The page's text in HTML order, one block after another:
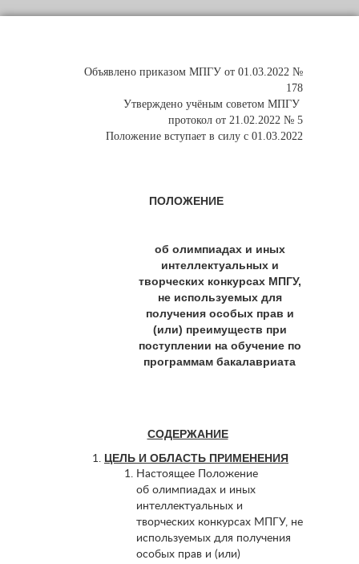
Объявлено приказом МПГУ от 01.03.2022 №
178
Утверждено учёным советом МПГУ
протокол от 21.02.2022 № 5
Положение вступает в силу с 01.03.2022
ПОЛОЖЕНИЕ
об олимпиадах и иных
интеллектуальных и
творческих конкурсах МПГУ,
не используемых для
получения особых прав и
(или) преимуществ при
поступлении на обучение по
программам бакалавриата
СОДЕРЖАНИЕ
ЦЕЛЬ И ОБЛАСТЬ ПРИМЕНЕНИЯ
Настоящее Положение
об олимпиадах и иных
интеллектуальных и
творческих конкурсах МПГУ, не
используемых для получения
особых прав и (или)